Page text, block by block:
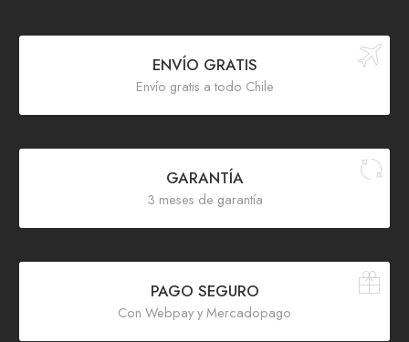
ENVÍO GRATIS
Envío gratis a todo Chile
GARANTÍA
3 meses de garantía
PAGO SEGURO
Con Webpay y Mercadopago